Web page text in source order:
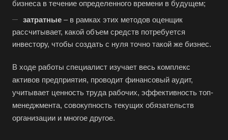
бизнеса в течение определенного времени в будущем;
затратные – в рамках этих методов оценщик
рассчитывает, какой объем средств потребуется
инвестору, чтобы создать с нуля точно такой же бизнес.
В ходе работы специалист изучает весь комплекс
активов предприятия, проводит финансовый аудит,
учитывает ценность труда рабочих, эффективность топ-
менеджмента, совокупность текущих обязательств
организации и многое другое.
Валуйки
Великие Луки
Великий Новгород
Великий Устюг
Вельск
Верещагино
Верхний Уфалей
Верхняя Пышма